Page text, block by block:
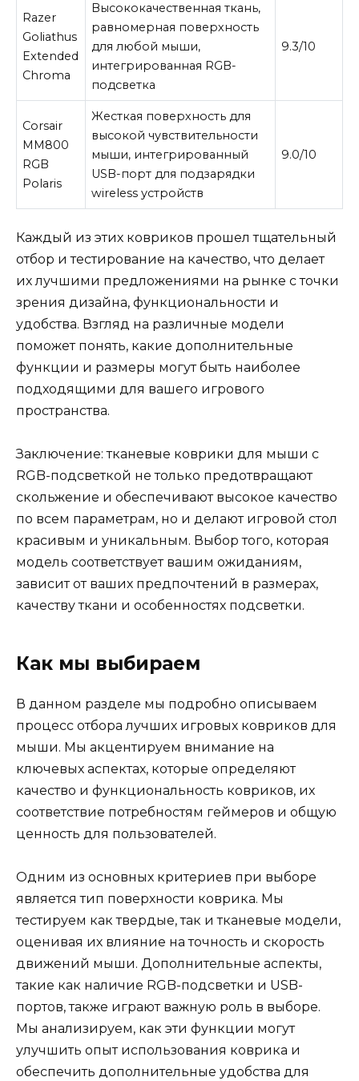
Razer
Goliathus
Extended
Chroma
Высококачественная ткань,
равномерная поверхность
для любой мыши,
интегрированная RGB-
подсветка
9.3/10
Corsair
MM800
RGB
Polaris
Жесткая поверхность для
высокой чувствительности
мыши, интегрированный
USB-порт для подзарядки
wireless устройств
9.0/10
Каждый из этих ковриков прошел тщательный
отбор и тестирование на качество, что делает
их лучшими предложениями на рынке с точки
зрения дизайна, функциональности и
удобства. Взгляд на различные модели
поможет понять, какие дополнительные
функции и размеры могут быть наиболее
подходящими для вашего игрового
пространства.
Заключение: тканевые коврики для мыши с
RGB-подсветкой не только предотвращают
скольжение и обеспечивают высокое качество
по всем параметрам, но и делают игровой стол
красивым и уникальным. Выбор того, которая
модель соответствует вашим ожиданиям,
зависит от ваших предпочтений в размерах,
качеству ткани и особенностях подсветки.
Как мы выбираем
В данном разделе мы подробно описываем
процесс отбора лучших игровых ковриков для
мыши. Мы акцентируем внимание на
ключевых аспектах, которые определяют
качество и функциональность ковриков, их
соответствие потребностям геймеров и общую
ценность для пользователей.
Одним из основных критериев при выборе
является тип поверхности коврика. Мы
тестируем как твердые, так и тканевые модели,
оценивая их влияние на точность и скорость
движений мыши. Дополнительные аспекты,
такие как наличие RGB-подсветки и USB-
портов, также играют важную роль в выборе.
Мы анализируем, как эти функции могут
улучшить опыт использования коврика и
обеспечить дополнительные удобства для